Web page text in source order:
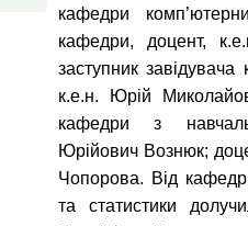
кафедри
кафедри, доцент,
заступник
к.е.н. Юрій
кафедри з
Юрійович Вознюк;
Чопорова. Від
та статистики